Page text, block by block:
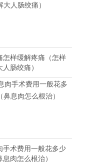
怎样缓解疼痛（怎样
肠绞痛）
手术费用一般花多少
息肉怎么根治）